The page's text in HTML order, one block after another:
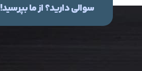
سوالی دارید؟ از ما بپرسید!